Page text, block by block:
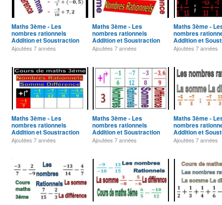
Maths 3ème - Les
nombres rationnels
Addition et Soustraction
Exercice 28
Ajoutées 7 années
Maths 3ème - Les
nombres rationnels
Addition et Soustraction
Exercice 27
Ajoutées7 années
Maths 3ème -
nombres
Addition et
Exercice 26
Ajoutées 7 années
Maths 3ème - Les
nombres rationnels
Addition et Soustraction
Exercice 24
Ajoutées 7 années
Maths 3ème - Les
nombres rationnels
Addition et Soustraction
Exercice 23
Ajoutées7 années
Maths 3ème -
nombres
Addition et
Exercice 22
Ajoutées 7 années